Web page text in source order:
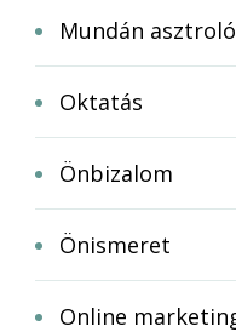
Mundán
Oktatás
Önbizalom
Önismeret
Online